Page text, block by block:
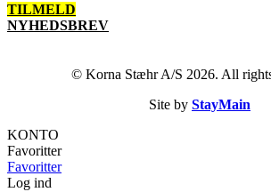
TILMELD
NYHEDSBREV
© Korna Stæhr A/S 2026. All
Site by StayMain
KONTO
Favoritter
Favoritter
Log ind